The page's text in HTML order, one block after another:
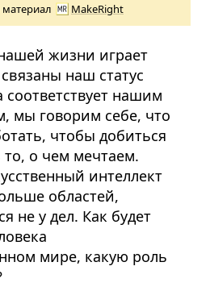
MakeRight
жизни играет
наш статус
нашим
мы говорим себе, что
чтобы добиться
то, о чем мечтаем.
интеллект
областей,
не у дел. Как будет
мире, какую роль